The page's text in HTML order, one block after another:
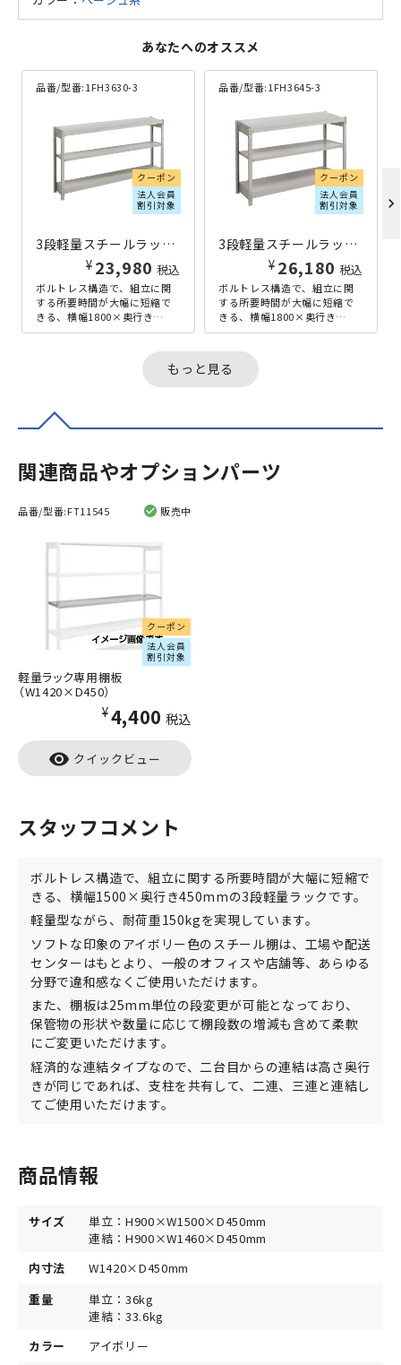
あなたへのオススメ
品番/型番:1FH3630-3
クーポン
法人会員
割引対象
3段軽量スチールラック NBタイプ H900×W1800×D300 アイボリー
¥ 23,980 税込
ボルトレス構造で、組立に関
する所要時間が大幅に短縮で
きる、横幅1800×奥行き
300mmの3段軽量ラックで
品番/型番:1FH3645-3
クーポン
法人会員
割引対象
3段軽量スチールラック NBタイプ H900×W1800×D450 アイボリー
¥ 26,180 税込
ボルトレス構造で、組立に関
する所要時間が大幅に短縮で
きる、横幅1800×奥行き
450mmの3段軽量ラックで
150kg...
chevron_right
もっと見る
関連商品やオプションパーツ
品番/型番:FT11545 販売中
クーポン
法人会員
割引対象
軽量ラック専用棚板
（W1420×D450）
¥4,400 税込
visibility クイックビュー
スタッフコメント
ボルトレス構造で、組立に関する所要時間が大幅に短縮で
きる、横幅1500×奥行き450mmの3段軽量ラックです。
軽量型ながら、耐荷重150kgを実現しています。
ソフトな印象のアイボリー色のスチール棚は、工場や配送
センターはもとより、一般のオフィスや店舗等、あらゆる
分野で違和感なくご使用いただけます。
また、棚板は25mm単位の段変更が可能となっており、
保管物の形状や数量に応じて棚段数の増減も含めて柔軟
にご変更いただけます。
経済的な連結タイプなので、二台目からの連結は高さ奥行
きが同じであれば、支柱を共有して、二連、三連と連結し
てご使用いただけます。
商品情報
サイズ
単立：H900×W1500×D450mm
連結：H900×W1460×D450mm
内寸法
W1420×D450mm
重量
単立：36kg
連結：33.6kg
カラー
アイボリー